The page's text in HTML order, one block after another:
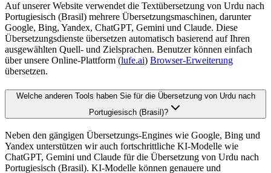
Auf unserer Website verwendet die Textübersetzung von Urdu nach
Portugiesisch (Brasil) mehrere Übersetzungsmaschinen, darunter
Google, Bing, Yandex, ChatGPT, Gemini und Claude. Diese
Übersetzungsdienste übersetzen automatisch basierend auf Ihren
ausgewählten Quell- und Zielsprachen. Benutzer können einfach
über unsere Online-Plattform (lufe.ai) Browser-Erweiterung
übersetzen.
Welche anderen Tools haben Sie für die Übersetzung von Urdu nach
Portugiesisch (Brasil)?
Neben den gängigen Übersetzungs-Engines wie Google, Bing und
Yandex unterstützen wir auch fortschrittliche KI-Modelle wie
ChatGPT, Gemini und Claude für die Übersetzung von Urdu nach
Portugiesisch (Brasil). KI-Modelle können genauere und